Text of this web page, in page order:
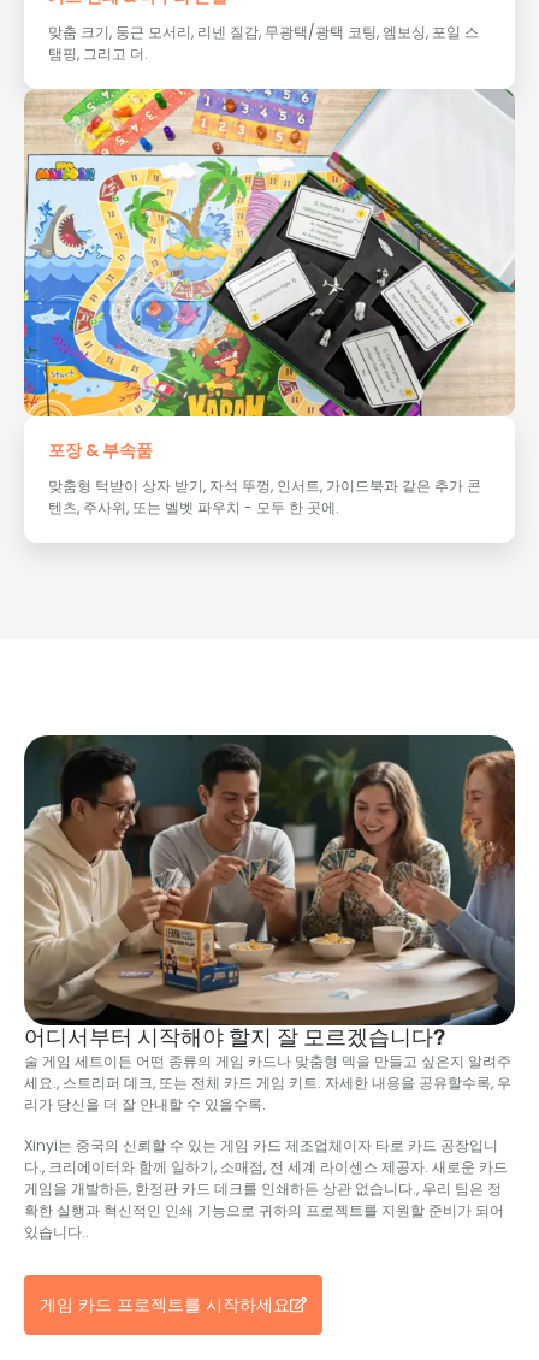
맞춤 크기, 둥근 모서리, 리넨 질감, 무광택/광택 코팅, 엠보싱, 포일 스
탬핑, 그리고 더.
포장 & 부속품
맞춤형 턱받이 상자 받기, 자석 뚜껑, 인서트, 가이드북과 같은 추가 콘
텐츠, 주사위, 또는 벨벳 파우치 - 모두 한 곳에.
어디서부터 시작해야 할지 잘 모르겠습니다?
술 게임 세트이든 어떤 종류의 게임 카드나 맞춤형 덱을 만들고 싶은지 알려주
세요., 스트리퍼 데크, 또는 전체 카드 게임 키트. 자세한 내용을 공유할수록, 우
리가 당신을 더 잘 안내할 수 있을수록.
Xinyi는 중국의 신뢰할 수 있는 게임 카드 제조업체이자 타로 카드 공장입니
다., 크리에이터와 함께 일하기, 소매점, 전 세계 라이센스 제공자. 새로운 카드
게임을 개발하든, 한정판 카드 데크를 인쇄하든 상관 없습니다., 우리 팀은 정
확한 실행과 혁신적인 인쇄 기능으로 귀하의 프로젝트를 지원할 준비가 되어
있습니다..
게임 카드 프로젝트를 시작하세요